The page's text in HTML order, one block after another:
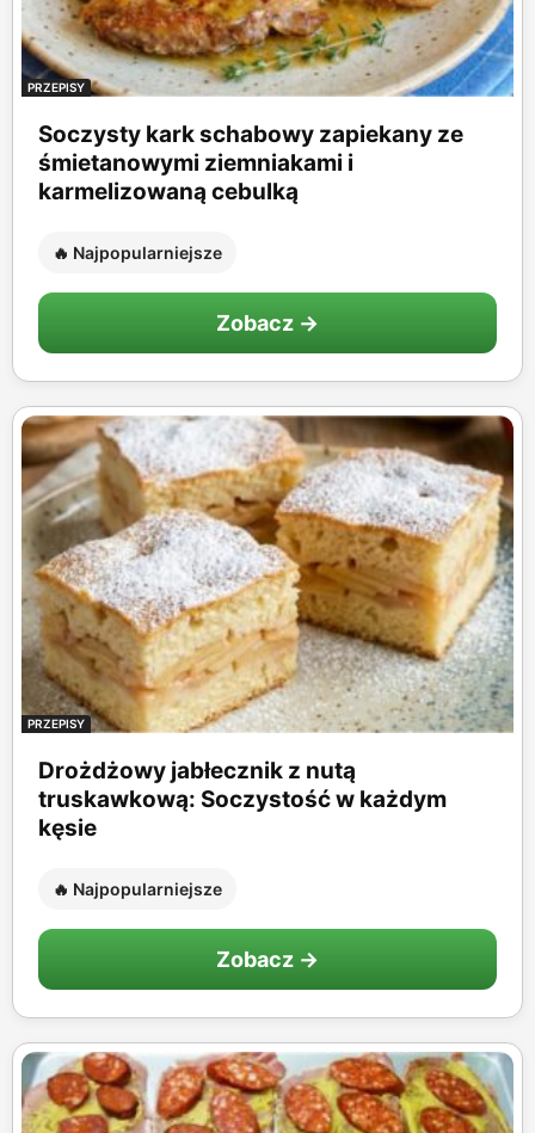
PRZEPISY
Soczysty kark schabowy zapiekany ze
śmietanowymi ziemniakami i
karmelizowaną cebulką
🔥 Najpopularniejsze
Zobacz →
PRZEPISY
Drożdżowy jabłecznik z nutą
truskawkową: Soczystość w każdym
kęsie
🔥 Najpopularniejsze
Zobacz →